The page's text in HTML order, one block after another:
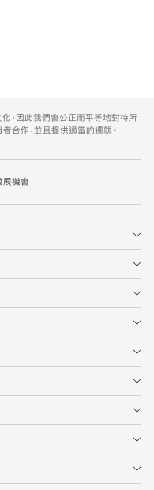
，因此我們會公正而平等地對待所
合作，並且提供適當的遷就。
機會